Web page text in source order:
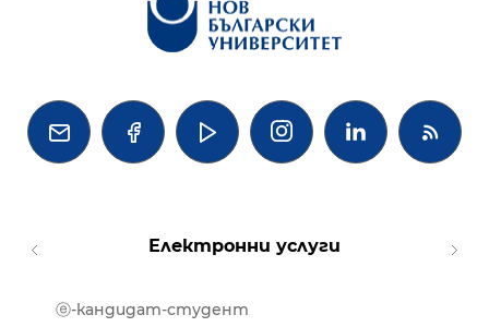
   
Електронни услуги
ⓔ-кандидат-студент